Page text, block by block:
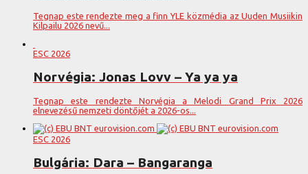
Tegnap este rendezte meg a finn YLE közmédia az Uuden Musiikin
Kilpailu 2026 nevű...
ESC 2026
Norvégia: Jonas Lovv – Ya ya ya
Tegnap este rendezte Norvégia a Melodi Grand Prix 2026
elnevezésű nemzeti döntőjét a 2026-os...
ESC 2026
Bulgária: Dara – Bangaranga